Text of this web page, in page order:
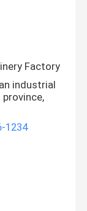
Factory
industrial
1234